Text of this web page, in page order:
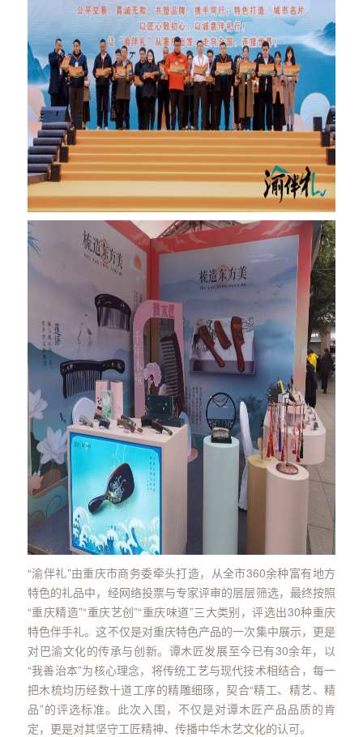
“渝伴礼”由重庆市商务委牵头打造，从全市360余种富有地方
特色的礼品中，经网络投票与专家评审的层层筛选，最终按照
“重庆精造”“重庆艺创”“重庆味道”三大类别，评选出30种重庆
特色伴手礼。这不仅是对重庆特色产品的一次集中展示，更是
对巴渝文化的传承与创新。谭木匠发展至今已有30余年，以
“我善治本”为核心理念，将传统工艺与现代技术相结合，每一
把木梳均历经数十道工序的精雕细琢，契合“精工、精艺、精
品”的评选标准。此次入围，不仅是对谭木匠产品品质的肯
定，更是对其坚守工匠精神、传播中华木艺文化的认可。